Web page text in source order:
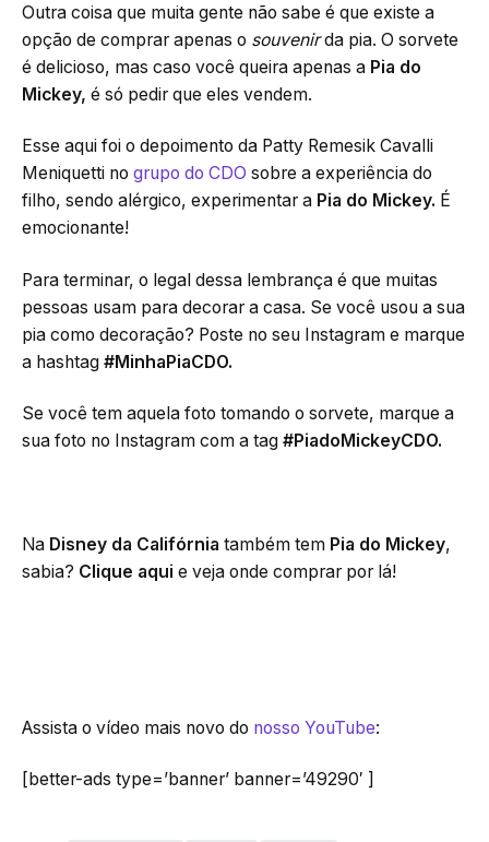
Outra coisa que muita gente não sabe é que existe a
opção de comprar apenas o souvenirda pia. O sorvete
é delicioso, mas caso você queira apenas a Pia do
Mickey, é só pedir que eles vendem.
Esse aqui foi o depoimento da Patty Remesik Cavalli
Meniquetti no grupo do CDO sobre a experiência do
filho, sendo alérgico, experimentar a Pia do Mickey. É
emocionante!
Para terminar, o legal dessa lembrança é que muitas
pessoas usam para decorar a casa. Se você usou a sua
pia como decoração? Poste no seu Instagram e marque
a hashtag #MinhaPiaCDO.
Se você tem aquela foto tomando o sorvete, marque a
sua foto no Instagram com a tag #PiadoMickeyCDO.
Na Disney da Califórnia também tem Pia do Mickey,
sabia? Clique aqui e veja onde comprar por lá!
Assista o vídeo mais novo do nosso YouTube:
[better-ads type=’banner’ banner=’49290′ ]